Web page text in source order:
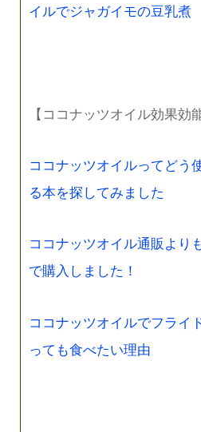
イルでジャガイモの豆乳煮
【ココナッツオイル効果効能
ココナッツオイルってどう
る本を探してみました
ココナッツオイル通販より
で購入しました！
ココナッツオイルでフライ
っても食べたい理由